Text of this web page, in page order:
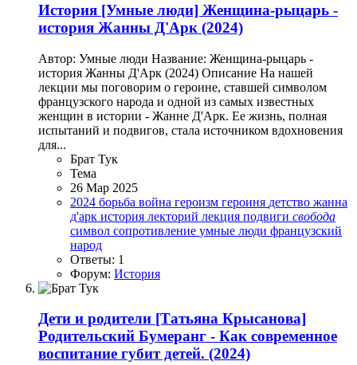
История [Умные люди] Женщина-рыцарь -
история Жанны Д'Арк (2024)
Автор: Умные люди Название: Женщина-рыцарь -
история Жанны Д'Арк (2024) Описание На нашей
лекции мы поговорим о героине, ставшей символом
французского народа и одной из самых известных
женщин в истории - Жанне Д'Арк. Ее жизнь, полная
испытаний и подвигов, стала источником вдохновения
для...
Брат Тук
Тема
26 Мар 2025
2024 борьба война героизм героиня детство жанна
д'арк история лекторий лекция подвиги свобода
символ сопротивление умные люди французский
народ
Ответы: 1
Форум: История
Дети и родители [Татьяна Крысанова]
Родительский Бумеранг - Как современное
воспитание губит детей. (2024)